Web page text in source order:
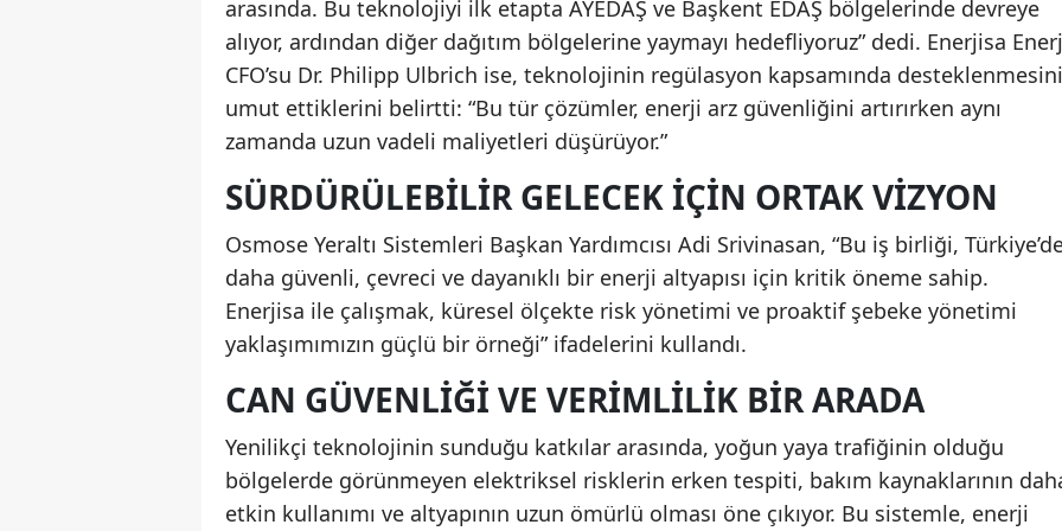
arasında. Bu teknolojiyi ilk etapta AYEDAŞ ve Başkent EDAŞ bölgelerinde devreye
alıyor, ardından diğer dağıtım bölgelerine yaymayı hedefliyoruz” dedi. Enerjisa
CFO’su Dr. Philipp Ulbrich ise, teknolojinin regülasyon kapsamında desteklenmesini
umut ettiklerini belirtti: “Bu tür çözümler, enerji arz güvenliğini artırırken aynı
zamanda uzun vadeli maliyetleri düşürüyor.”
SÜRDÜRÜLEBILIR GELECEK İÇIN ORTAK VIZYON
Osmose Yeraltı Sistemleri Başkan Yardımcısı Adi Srivinasan, “Bu iş birliği,
daha güvenli, çevreci ve dayanıklı bir enerji altyapısı için kritik öneme sahip.
Enerjisa ile çalışmak, küresel ölçekte risk yönetimi ve proaktif şebeke yönetimi
yaklaşımımızın güçlü bir örneği” ifadelerini kullandı.
CAN GÜVENLIĞI VE VERIMLILIK BIR ARADA
Yenilikçi teknolojinin sunduğu katkılar arasında, yoğun yaya trafiğinin olduğu
bölgelerde görünmeyen elektriksel risklerin erken tespiti, bakım kaynaklarının
etkin kullanımı ve altyapının uzun ömürlü olması öne çıkıyor. Bu sistemle, enerji